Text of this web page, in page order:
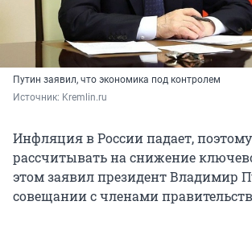
Путин заявил, что экономика под контролем
Источник: Kremlin.ru
Инфляция в России падает,
рассчитывать на снижение
этом заявил президент Владимир
совещании с членами